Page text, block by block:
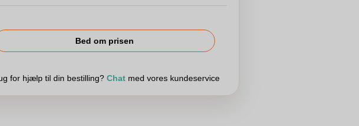
Bed om prisen
for hjælp til din bestilling? Chatmed vores kundeservice